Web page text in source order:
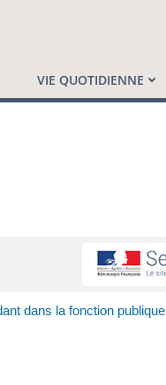
VIE QUOTIDIENNE
dans la fonction publique